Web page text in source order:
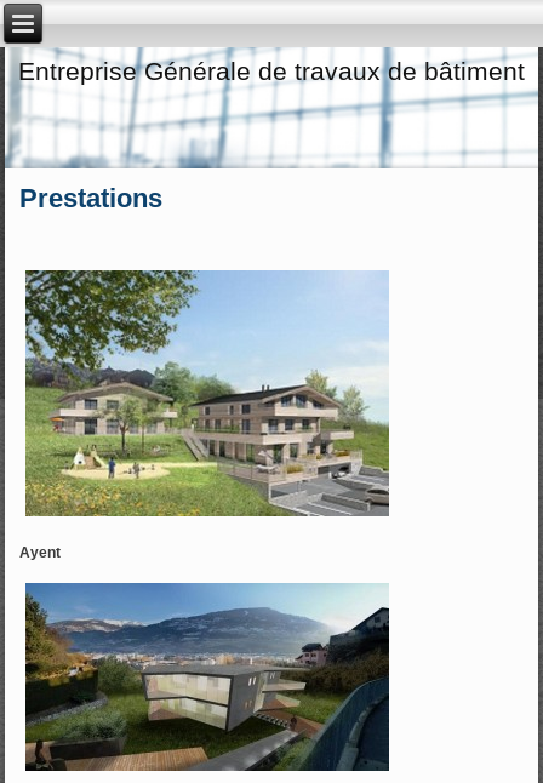
Entreprise Générale de travaux de bâtiment
Prestations
Ayent